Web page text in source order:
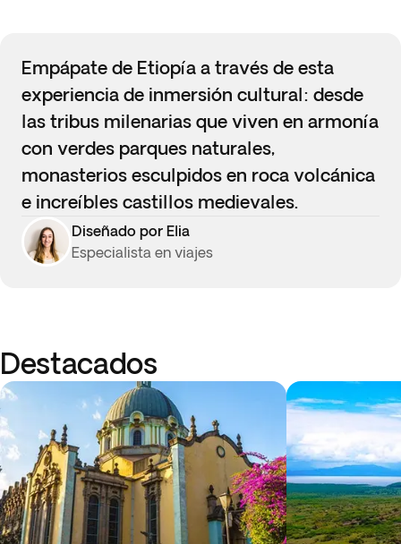
Empápate de Etiopía a través de esta
experiencia de inmersión cultural: desde
las tribus milenarias que viven en armonía
con verdes parques naturales,
monasterios esculpidos en roca volcánica
e increíbles castillos medievales.
Diseñado por Elia
Especialista en viajes
Destacados